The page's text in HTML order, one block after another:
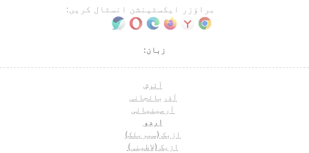
براؤزر ایکسٹینشن انسٹال کریں:
زبان:
آئرش
آذربائجانی
آرمینیائی
اردو
ازبک (سیریلک)
ازبک (لاطینی)